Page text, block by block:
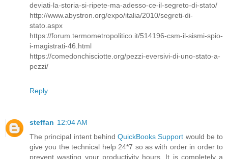
deviati-la-storia-si-ripete-ma-adesso-ce-il-segreto-di-stato/
http://www.abystron.org/expo/italia/2010/segreti-di-
stato.aspx
https://forum.termometropolitico.it/514196-csm-il-sismi-spio-
i-magistrati-46.html
https://comedonchisciotte.org/pezzi-eversivi-di-uno-stato-a-
pezzi/
Reply
steffan 12:04 AM
The principal intent behind QuickBooks Support would be to
give you the technical help 24*7 so as with order in order to
prevent wasting your productivity hours. It is completely a